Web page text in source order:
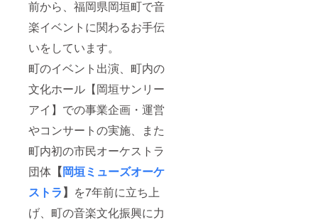
前から、福岡県岡垣町で音
楽イベントに関わるお手伝
いをしています。
町のイベント出演、町内の
文化ホール【岡垣サンリー
アイ】での事業企画・運営
やコンサートの実施、また
町内初の市民オーケストラ
団体 【岡垣ミューズオーケ
ストラ】 を7年前に立ち上
げ、町の音楽文化振興に力